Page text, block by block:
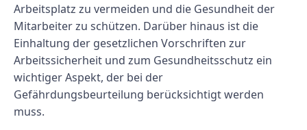
Arbeitsplatz zu vermeiden und die Gesundheit der
Mitarbeiter zu schützen. Darüber hinaus ist die
Einhaltung der gesetzlichen Vorschriften zur
Arbeitssicherheit und zum Gesundheitsschutz ein
wichtiger Aspekt, der bei der
Gefährdungsbeurteilung berücksichtigt werden
muss.